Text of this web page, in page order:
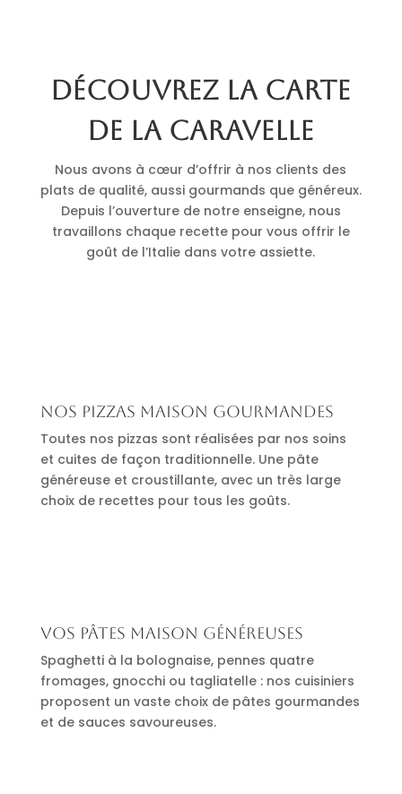
Découvrez la carte
de La Caravelle
Nous avons à cœur d’offrir à nos clients des
plats de qualité, aussi gourmands que généreux.
Depuis l’ouverture de notre enseigne, nous
travaillons chaque recette pour vous offrir le
goût de l’Italie dans votre assiette.
Nos pizzas maison gourmandes
Toutes nos pizzas sont réalisées par nos soins
et cuites de façon traditionnelle. Une pâte
généreuse et croustillante, avec un très large
choix de recettes pour tous les goûts.
Vos pâtes maison généreuses
Spaghetti à la bolognaise, pennes quatre
fromages, gnocchi ou tagliatelle : nos cuisiniers
proposent un vaste choix de pâtes gourmandes
et de sauces savoureuses.